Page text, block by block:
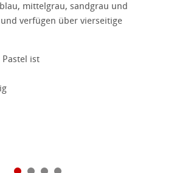
mittelgrau, sandgrau und
verfügen über vierseitige
ist